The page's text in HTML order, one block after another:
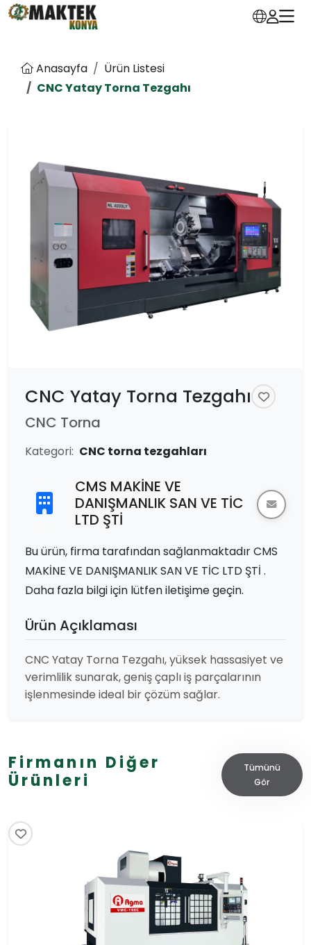
Anasayfa
Ürün Listesi
CNC Yatay Torna Tezgahı
CNC Yatay Torna Tezgahı
CNC Torna
Kategori: CNC torna tezgahları
CMS MAKİNE VE
DANIŞMANLIK SAN VE TİC
LTD ŞTİ
Bu ürün, firma tarafından sağlanmaktadır CMS
MAKİNE VE DANIŞMANLIK SAN VE TİC LTD ŞTİ .
Daha fazla bilgi için lütfen iletişime geçin.
Ürün Açıklaması
CNC Yatay Torna Tezgahı, yüksek hassasiyet ve
verimlilik sunarak, geniş çaplı iş parçalarının
işlenmesinde ideal bir çözüm sağlar.
Firmanın Diğer
Ürünleri
Tümünü
Gör